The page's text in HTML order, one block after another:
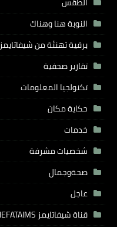
النوبة هنا وهناك
برقية تهنئة من شيفاتايمز
تقارير صحفية
تكنولجيا المعلومات
حكاية مكان
خدمات
شخصيات مشرفة
صحةوجمال
عاجل
قناة شيفاتايمز TV / SHEFATAIMS